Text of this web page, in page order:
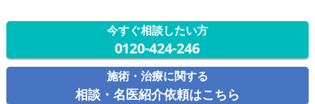
今すぐ相談したい方
0120-424-246
施術・治療に関する
相談・名医紹介依頼はこちら